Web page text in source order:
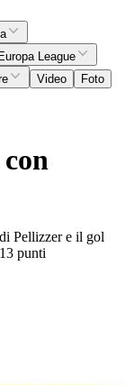
Europa League
Video
Foto
Pellizzer e il gol
punti